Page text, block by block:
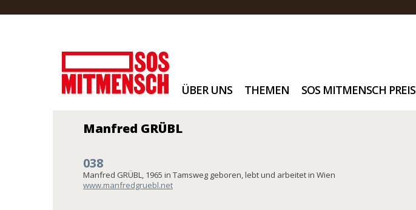
ÜBER UNS THEMEN SOS MITMENSCH PREIS
Manfred GRÜBL
038
Manfred GRÜBL, 1965 in Tamsweg geboren, lebt und arbeitet in Wien
www.manfredgruebl.net